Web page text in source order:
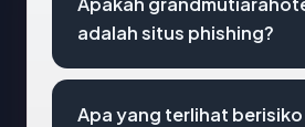
adalah situs phishing?
Apa yang terlihat